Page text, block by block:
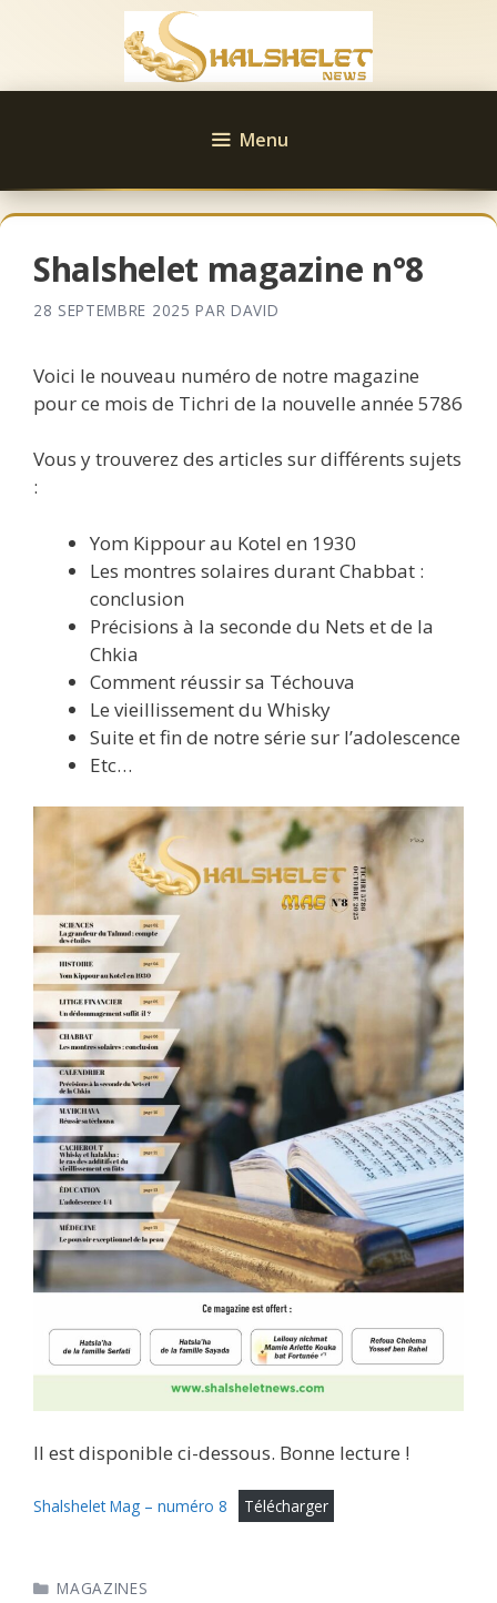
Menu
Shalshelet magazine n°8
28 SEPTEMBRE 2025 PAR DAVID
Voici le nouveau numéro de notre magazine
pour ce mois de Tichri de la nouvelle année 5786
Vous y trouverez des articles sur différents sujets
:
Yom Kippour au Kotel en 1930
Les montres solaires durant Chabbat :
conclusion
Précisions à la seconde du Nets et de la
Chkia
Comment réussir sa Téchouva
Le vieillissement du Whisky
Suite et fin de notre série sur l’adolescence
Etc…
Il est disponible ci-dessous. Bonne lecture !
Shalshelet Mag – numéro 8 Télécharger
CATÉGORIES
MAGAZINES